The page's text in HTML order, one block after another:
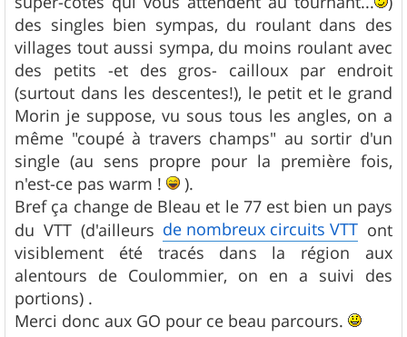
des singles bien sympas, du roulant dans des
villages tout aussi sympa, du moins roulant avec
des petits -et des gros- cailloux par endroit
(surtout dans les descentes!), le petit et le grand
Morin je suppose, vu sous tous les angles, on a
même "coupé à travers champs" au sortir d'un
single (au sens propre pour la première fois,
n'est-ce pas warm !
).
Bref ça change de Bleau et le 77 est bien un pays
du VTT (d'ailleurs de nombreux circuits VTT ont
visiblement été tracés dans la région aux
alentours de Coulommier, on en a suivi des
portions) .
Merci donc aux GO pour ce beau parcours.